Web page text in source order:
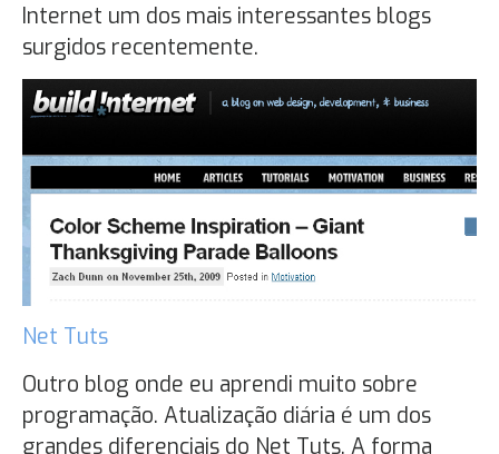
Internet um dos mais interessantes blogs
surgidos recentemente.
Net Tuts
Outro blog onde eu aprendi muito sobre
programação. Atualização diária é um dos
grandes diferenciais do Net Tuts. A forma